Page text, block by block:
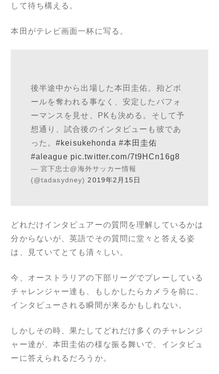
して待ち構える。
本田がテレビ画面一杯に写る。
後半途中から出場した本田圭佑。殆どボ
ールを奪われる事なく、安定したパフォ
ーマンスを見せ、PKも決める。そして予
想通り、試合後のインタビューも彼であ
った。#keisukehonda #本田圭佑
#aleague pic.twitter.com/7t9HCn16g8
— 宮下忠士@海外サッカー情報
(@tadasydney)2019年2月15日
どれだけインタビュアーの質問を理解しているかは
分からないが、英語でその質問に堂々と答える姿
は、見ていてとても清々しい。
今、オーストラリアの下部リーグでプレーしている
チャレンジャー達も、もしかしたらカメラを前に、
インタビューされる瞬間が来るかもしれない。
しかしその時、果たしてどれだけ多くのチャレンジ
ャー達が、本田圭佑の様な振る舞いで、インタビュ
ーに答えられるだろうか。